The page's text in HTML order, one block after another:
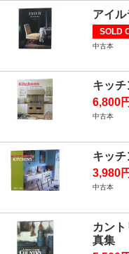
アイ
SOLD
中古本
キッ
6,800
中古本
キッ
3,980
中古本
カン
真集